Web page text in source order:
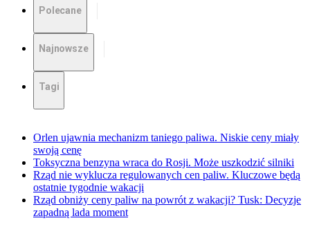
Polecane
Najnowsze
Tagi
Orlen ujawnia mechanizm taniego paliwa. Niskie ceny miały
swoją cenę
Toksyczna benzyna wraca do Rosji. Może uszkodzić silniki
Rząd nie wyklucza regulowanych cen paliw. Kluczowe będą
ostatnie tygodnie wakacji
Rząd obniży ceny paliw na powrót z wakacji? Tusk: Decyzje
zapadną lada moment